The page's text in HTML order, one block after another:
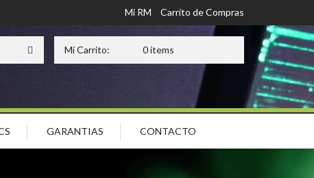
Mi RM Carrito de Compras
Mi Carrito: 0 items
GARANTIAS CONTACTO